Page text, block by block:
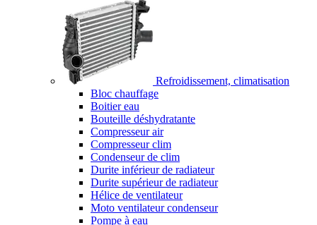
Refroidissement, climatisation
Bloc chauffage
Boitier eau
Bouteille déshydratante
Compresseur air
Compresseur clim
Condenseur de clim
Durite inférieur de radiateur
Durite supérieur de radiateur
Hélice de ventilateur
Moto ventilateur condenseur
Pompe à eau